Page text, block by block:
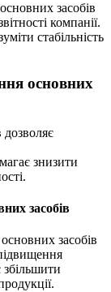
засобів
компанії.
стабільність
основних
дозволяє
знизити
засобів
засобів